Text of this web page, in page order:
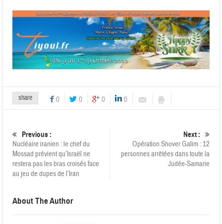
share 0 0 0 0
Previous :
Nucléaire iranien : le chef du
Mossad prévient qu’Israël ne
restera pas les bras croisés face
au jeu de dupes de l’Iran
Next :
Opération Shover Galim : 12
personnes arrêtées dans toute la
Judée-Samarie
About The Author